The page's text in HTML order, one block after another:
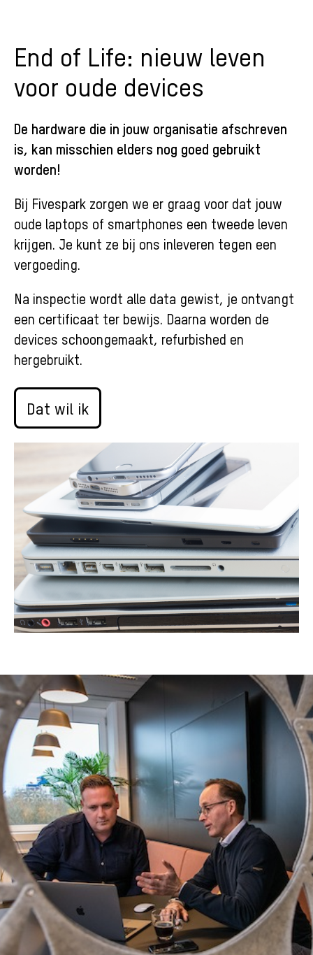
End of Life: nieuw leven
voor oude devices
De hardware die in jouw organisatie afschreven
is, kan misschien elders nog goed gebruikt
worden!
Bij Fivespark zorgen we er graag voor dat jouw
oude laptops of smartphones een tweede leven
krijgen. Je kunt ze bij ons inleveren tegen een
vergoeding.
Na inspectie wordt alle data gewist, je ontvangt
een certificaat ter bewijs. Daarna worden de
devices schoongemaakt, refurbished en
hergebruikt.
Dat wil ik